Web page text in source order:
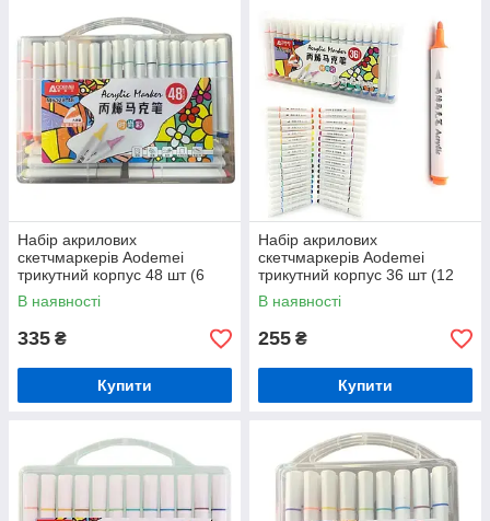
Набір акрилових
скетчмаркерів Aodemei
трикутний корпус 48 шт (6
шт) M6128-48
В наявності
335 ₴
Купити
Набір акрилових
скетчмаркерів Aodemei
трикутний корпус 36 шт (12
шт) M6128-36
В наявності
255 ₴
Купити